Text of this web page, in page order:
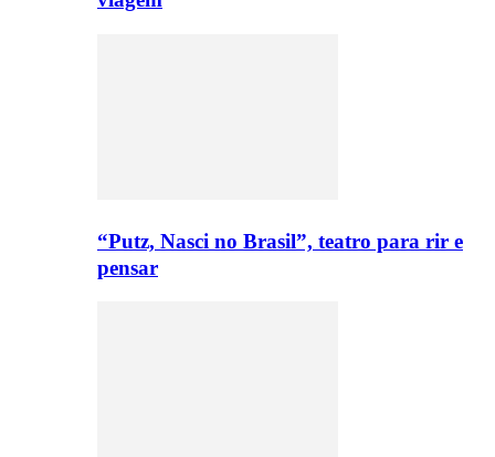
“Putz, Nasci no Brasil”, teatro para rir e
pensar